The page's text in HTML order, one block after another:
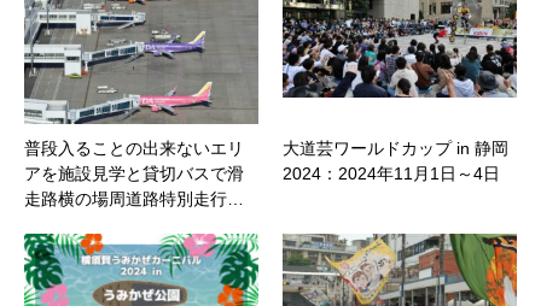
普段入ることの出来ないエリ
アを施設見学と貸切バスで滑
走路横の場周道路特別走行…
大道芸ワールドカップ in 静岡
2024：2024年11月1日～4日